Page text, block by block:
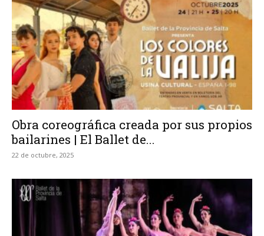
Obra coreográfica creada por sus propios
bailarines | El Ballet de...
22 de octubre, 2025